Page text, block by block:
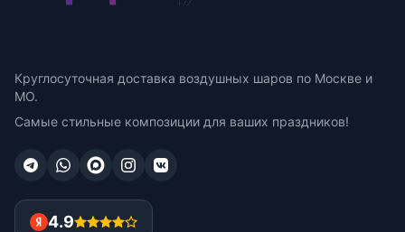
Круглосуточная доставка воздушных шаров по Москве и
МО.
Самые стильные композиции для ваших праздников!
4.9